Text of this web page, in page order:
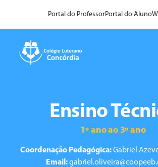
Portal do ProfessorPortal do Aluno
Ensino
1º ano ao 3º ano
Coordenação Pedagógica:Gabriel
Email: